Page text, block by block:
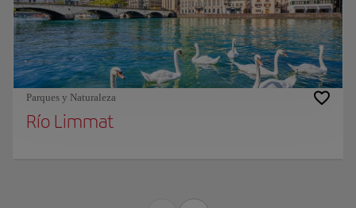
Parques y Naturaleza
Río Limmat